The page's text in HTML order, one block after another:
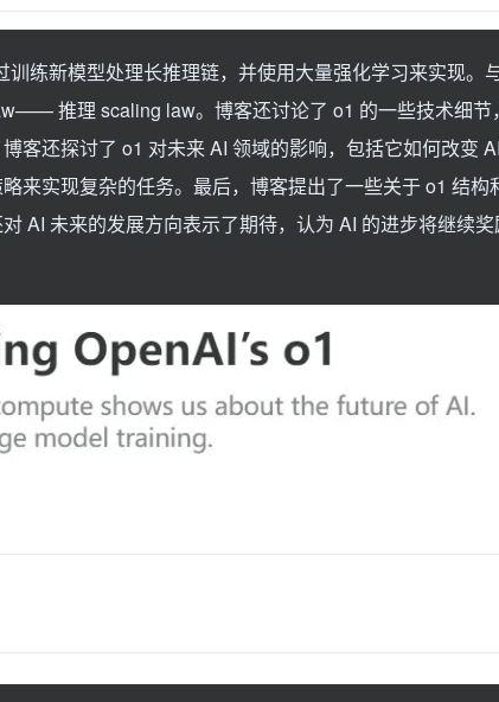
练新模型处理长推理链，并使用大量强化学习来实现。
推理 scaling law。博客还讨论了 o1 的一些技术细节
客还探讨了 o1 对未来 AI 领域的影响，包括它如何改变
来实现复杂的任务。最后，博客提出了一些关于 o1 结构
AI 未来的发展方向表示了期待，认为 AI 的进步将继续